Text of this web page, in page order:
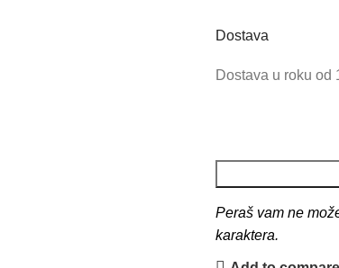
Dostava
Dostava u roku od
Peraš vam ne
karaktera.